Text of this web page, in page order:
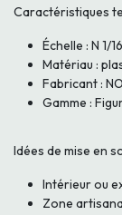
Caractéristiques
Échelle : N 1/
Matériau :
Fabricant :
Gamme :
Idées de mise en
Intérieur ou
Zone